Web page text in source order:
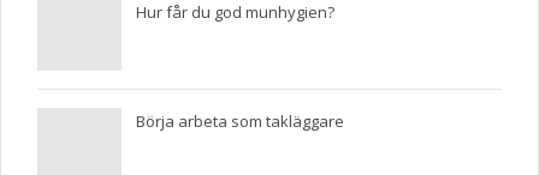
Hur får du god munhygien?
Börja arbeta som takläggare